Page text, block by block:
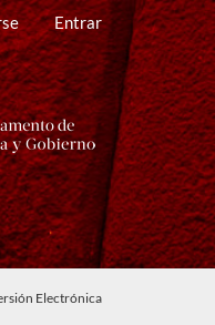
Entrar
Electrónica